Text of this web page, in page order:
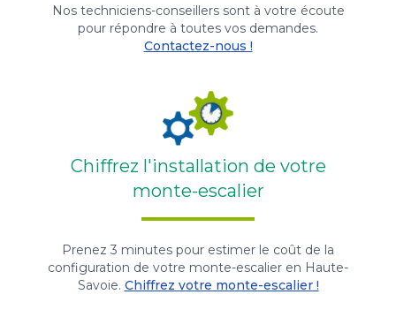
Nos techniciens-conseillers sont à votre écoute
pour répondre à toutes vos demandes.
Contactez-nous !
Chiffrez l'installation de votre
monte-escalier
Prenez 3 minutes pour estimer le coût de la
configuration de votre monte-escalier en Haute-
Savoie. Chiffrez votre monte-escalier !